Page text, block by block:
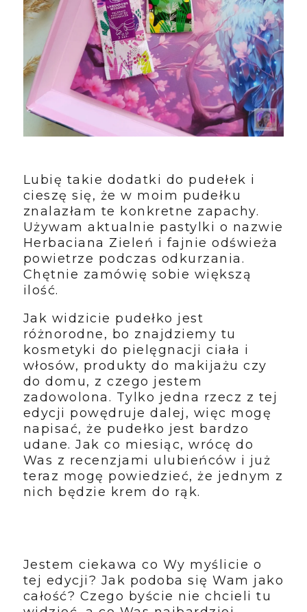
Lubię takie dodatki do pudełek i
cieszę się, że w moim pudełku
znalazłam te konkretne zapachy.
Używam aktualnie pastylki o nazwie
Herbaciana Zieleń i fajnie odświeża
powietrze podczas odkurzania.
Chętnie zamówię sobie większą
ilość.
Jak widzicie pudełko jest
różnorodne, bo znajdziemy tu
kosmetyki do pielęgnacji ciała i
włosów, produkty do makijażu czy
do domu, z czego jestem
zadowolona. Tylko jedna rzecz z tej
edycji powędruje dalej, więc mogę
napisać, że pudełko jest bardzo
udane. Jak co miesiąc, wrócę do
Was z recenzjami ulubieńców i już
teraz mogę powiedzieć, że jednym z
nich będzie krem do rąk.
Jestem ciekawa co Wy myślicie o
tej edycji? Jak podoba się Wam jako
całość? Czego byście nie chcieli tu